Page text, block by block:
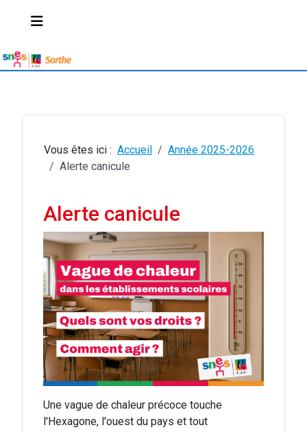
Vous êtes ici : Accueil
Année 2025-2026
Alerte canicule
Alerte canicule
Une vague de chaleur précoce touche
l'Hexagone, l'ouest du pays et tout